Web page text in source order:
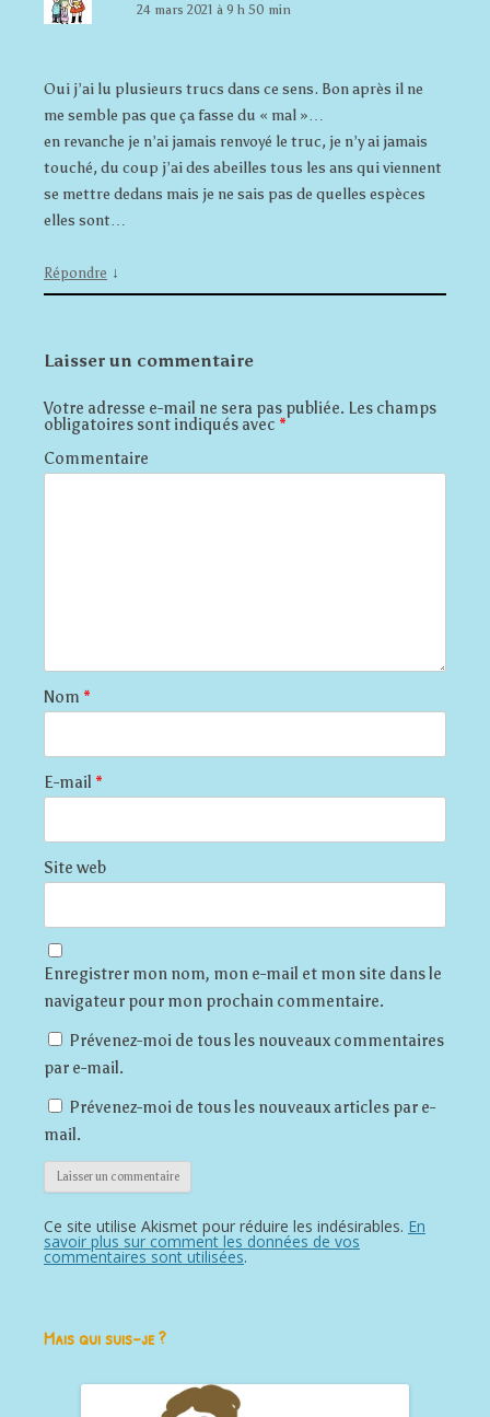
24 mars 2021 à 9 h 50 min
Oui j’ai lu plusieurs trucs dans ce sens. Bon après il ne
me semble pas que ça fasse du « mal »…
en revanche je n’ai jamais renvoyé le truc, je n’y ai jamais
touché, du coup j’ai des abeilles tous les ans qui viennent
se mettre dedans mais je ne sais pas de quelles espèces
elles sont…
Répondre ↓
Laisser un commentaire
Votre adresse e-mail ne sera pas publiée. Les champs
obligatoires sont indiqués avec *
Commentaire
Nom *
E-mail *
Site web
Enregistrer mon nom, mon e-mail et mon site dans le
navigateur pour mon prochain commentaire.
Prévenez-moi de tous les nouveaux commentaires
par e-mail.
Prévenez-moi de tous les nouveaux articles par e-
mail.
Ce site utilise Akismet pour réduire les indésirables. En
savoir plus sur comment les données de vos
commentaires sont utilisées.
Mais qui suis-je ?